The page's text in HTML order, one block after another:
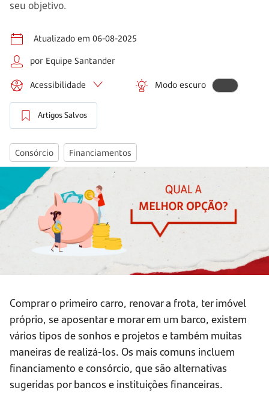
seu objetivo.
Atualizado em 06-08-2025
por Equipe Santander
Acessibilidade Modo escuro
Artigos Salvos
Consórcio Financiamentos
Comprar o primeiro carro, renovar a frota, ter imóvel
próprio, se aposentar e morar em um barco, existem
vários tipos de sonhos e projetos e também muitas
maneiras de realizá-los. Os mais comuns incluem
financiamento e consórcio, que são alternativas
sugeridas por bancos e instituições financeiras.